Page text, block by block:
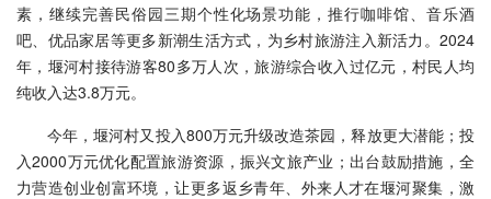
素，继续完善民俗园三期个性化场景功能，推行咖啡馆、音乐酒
吧、优品家居等更多新潮生活方式，为乡村旅游注入新活力。2024
年，堰河村接待游客80多万人次，旅游综合收入过亿元，村民人均
纯收入达3.8万元。
今年，堰河村又投入800万元升级改造茶园，释放更大潜能；投
入2000万元优化配置旅游资源，振兴文旅产业；出台鼓励措施，全
力营造创业创富环境，让更多返乡青年、外来人才在堰河聚集，激